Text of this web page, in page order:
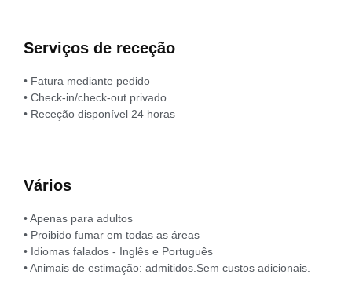
Serviços de receção
• Fatura mediante pedido
• Check-in/check-out privado
• Receção disponível 24 horas
Vários
• Apenas para adultos
• Proibido fumar em todas as áreas
• Idiomas falados - Inglês e Português
• Animais de estimação: admitidos.Sem custos adicionais.